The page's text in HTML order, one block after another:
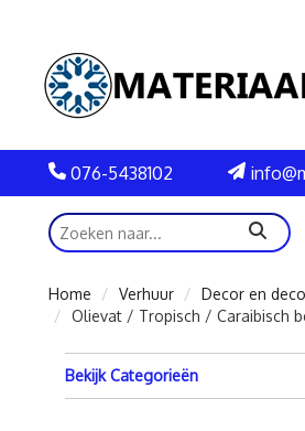
076-5438102
zoeken
Home
Verhuur
Decor en
Olievat / Tropisch / Caraibisch
Bekijk Categorieën